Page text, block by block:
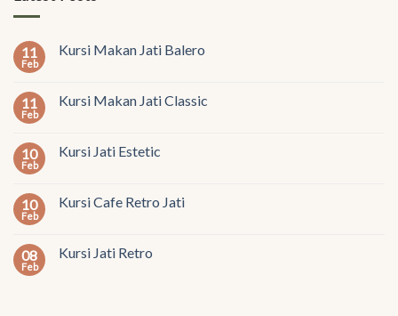
11
Feb
Kursi Makan Jati Balero
11
Feb
Kursi Makan Jati Classic
10
Feb
Kursi Jati Estetic
10
Feb
Kursi Cafe Retro Jati
08
Feb
Kursi Jati Retro